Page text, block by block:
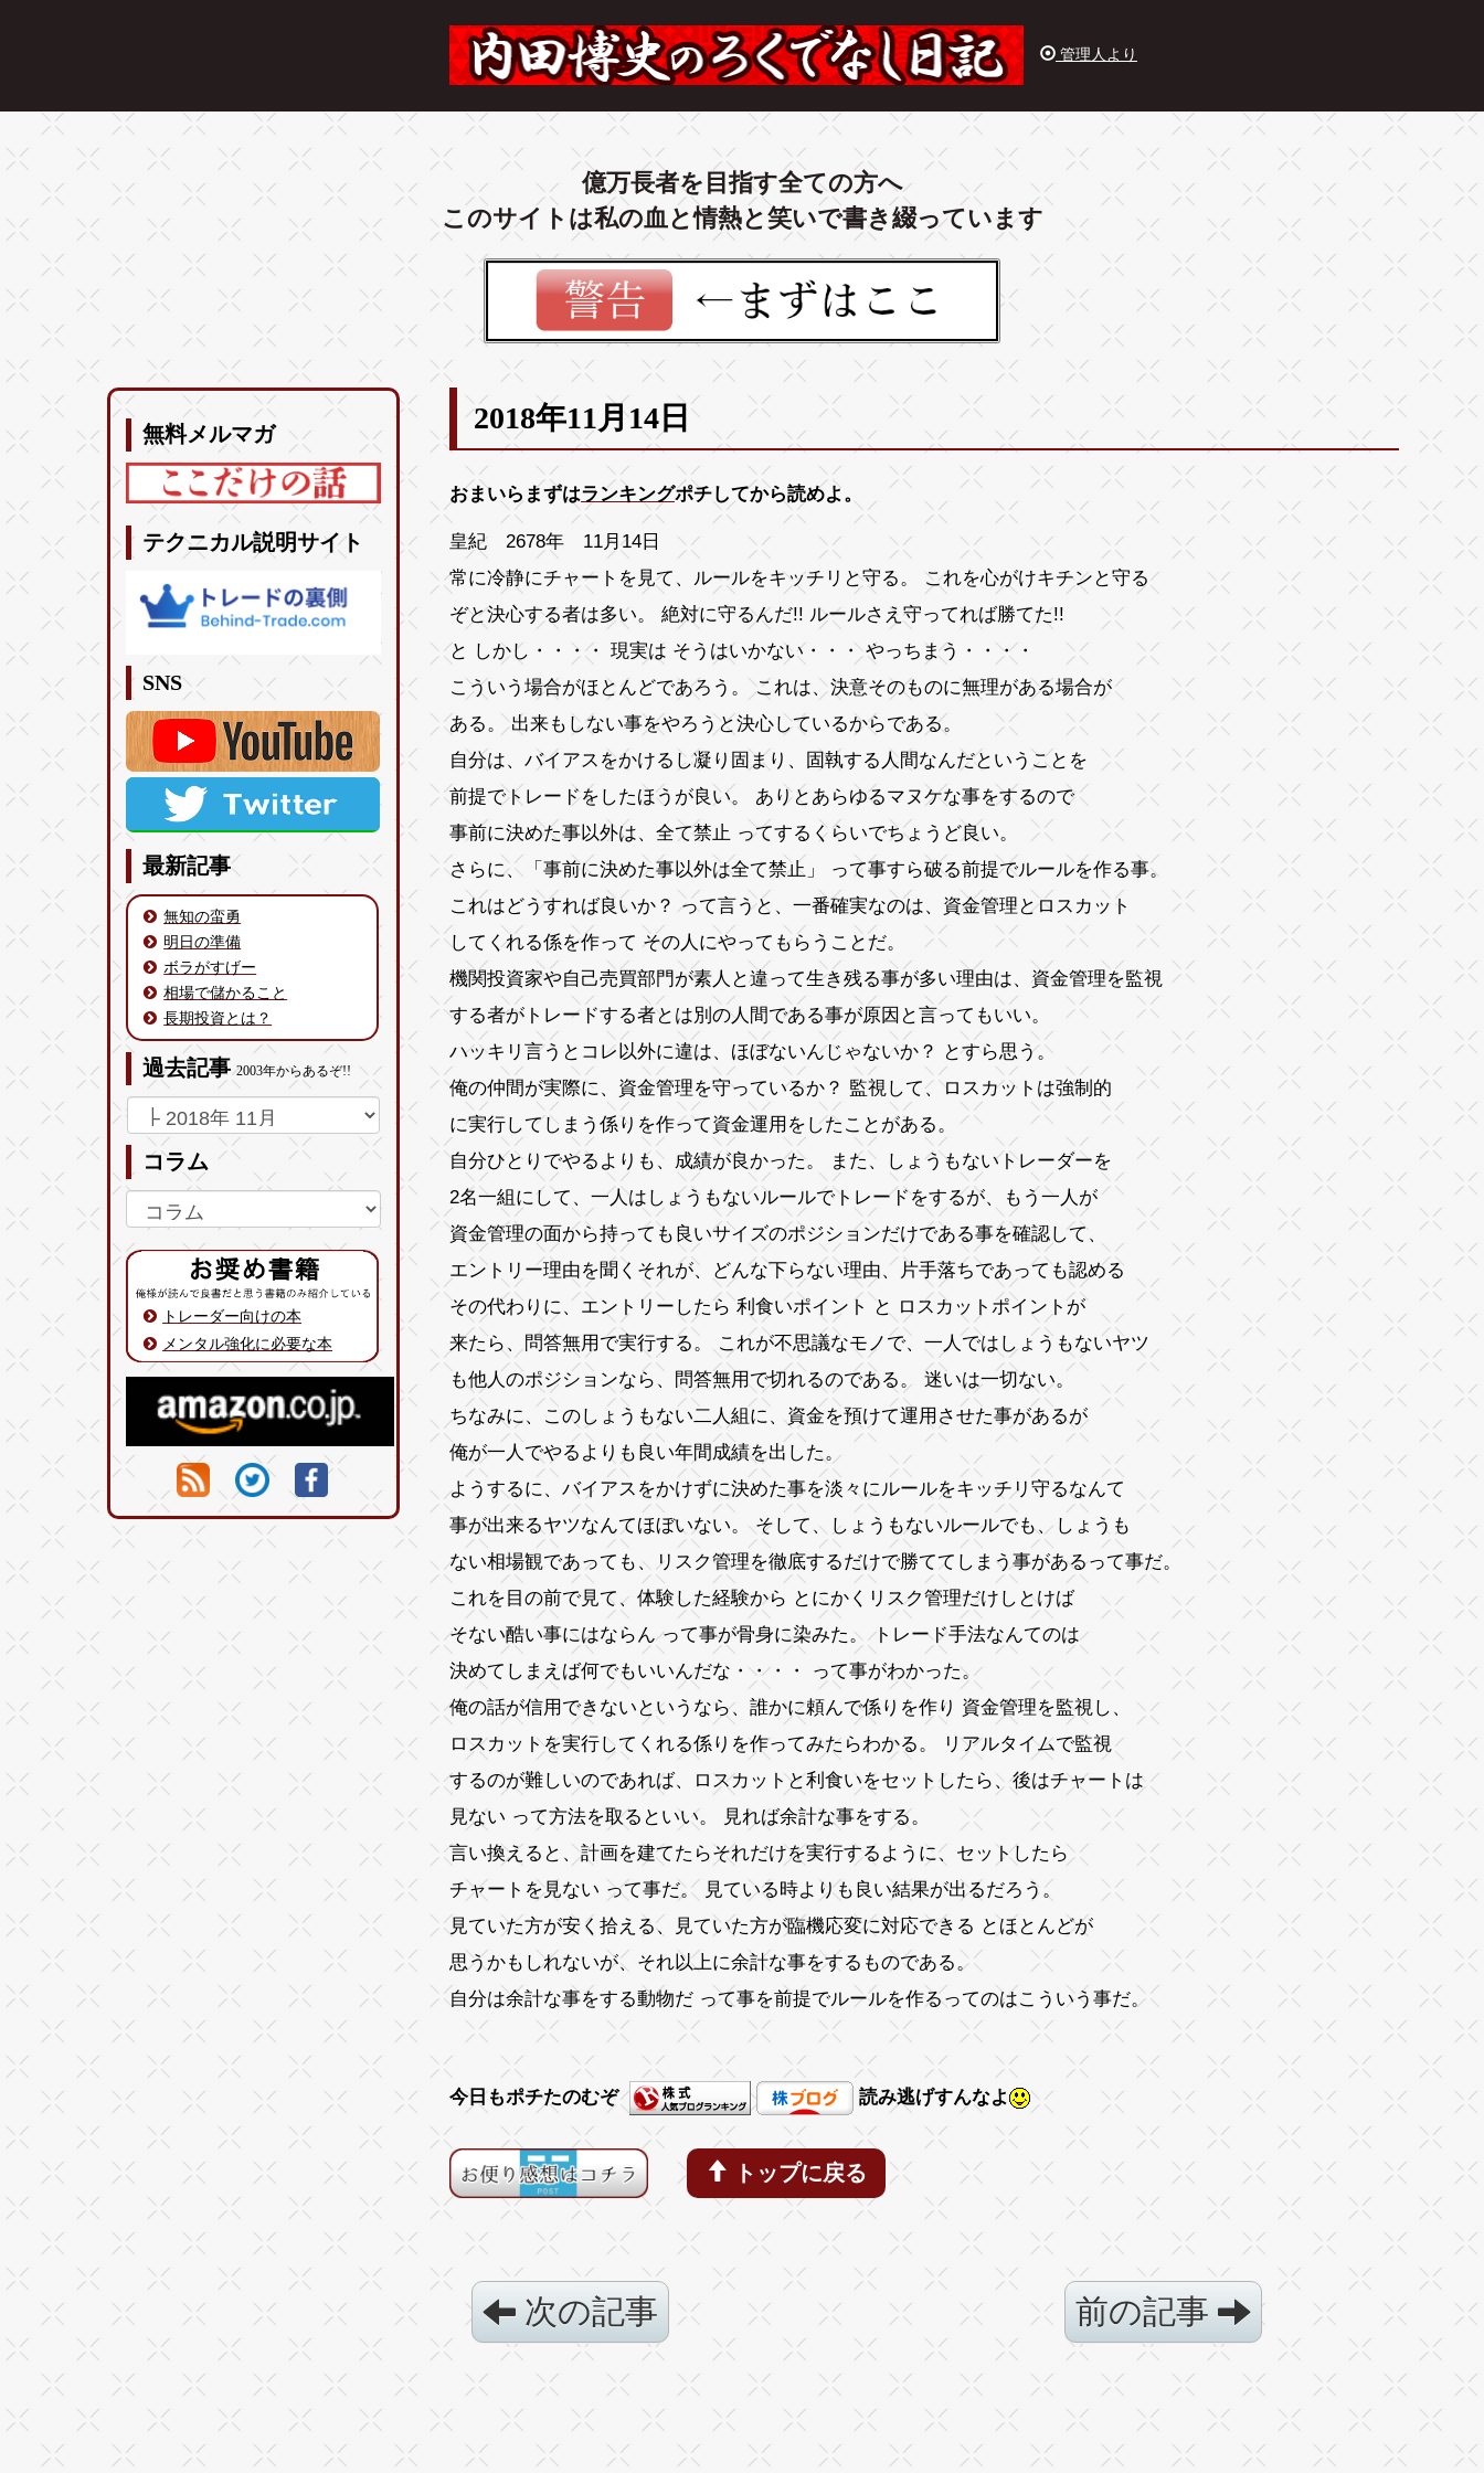
管理人より
億万長者を目指す全ての方へ
このサイトは私の血と情熱と笑いで書き綴っています
無料メルマガ
テクニカル説明サイト
SNS
最新記事
無知の蛮勇
明日の準備
ボラがすげー
相場で儲かること
長期投資とは？
過去記事2003年からあるぞ!!
コラム
トレーダー向けの本
メンタル強化に必要な本
2018年11月14日
おまいらまずはランキングポチしてから読めよ。
皇紀 2678年 11月14日
常に冷静にチャートを見て、ルールをキッチリと守る。 これを心がけキチンと守る
ぞと決心する者は多い。 絶対に守るんだ!! ルールさえ守ってれば勝てた!!
と しかし・・・・ 現実は そうはいかない・・・ やっちまう・・・・
こういう場合がほとんどであろう。 これは、決意そのものに無理がある場合が
ある。 出来もしない事をやろうと決心しているからである。
自分は、バイアスをかけるし凝り固まり、固執する人間なんだということを
前提でトレードをしたほうが良い。 ありとあらゆるマヌケな事をするので
事前に決めた事以外は、全て禁止 ってするくらいでちょうど良い。
さらに、「事前に決めた事以外は全て禁止」 って事すら破る前提でルールを作る事。
これはどうすれば良いか？ って言うと、一番確実なのは、資金管理とロスカット
してくれる係を作って その人にやってもらうことだ。
機関投資家や自己売買部門が素人と違って生き残る事が多い理由は、資金管理を監視
する者がトレードする者とは別の人間である事が原因と言ってもいい。
ハッキリ言うとコレ以外に違は、ほぼないんじゃないか？ とすら思う。
俺の仲間が実際に、資金管理を守っているか？ 監視して、ロスカットは強制的
に実行してしまう係りを作って資金運用をしたことがある。
自分ひとりでやるよりも、成績が良かった。 また、しょうもないトレーダーを
2名一組にして、一人はしょうもないルールでトレードをするが、もう一人が
資金管理の面から持っても良いサイズのポジションだけである事を確認して、
エントリー理由を聞くそれが、どんな下らない理由、片手落ちであっても認める
その代わりに、エントリーしたら 利食いポイント と ロスカットポイントが
来たら、問答無用で実行する。 これが不思議なモノで、一人ではしょうもないヤツ
も他人のポジションなら、問答無用で切れるのである。 迷いは一切ない。
ちなみに、このしょうもない二人組に、資金を預けて運用させた事があるが
俺が一人でやるよりも良い年間成績を出した。
ようするに、バイアスをかけずに決めた事を淡々にルールをキッチリ守るなんて
事が出来るヤツなんてほぼいない。 そして、しょうもないルールでも、しょうも
ない相場観であっても、リスク管理を徹底するだけで勝ててしまう事があるって事だ。
これを目の前で見て、体験した経験から とにかくリスク管理だけしとけば
そない酷い事にはならん って事が骨身に染みた。 トレード手法なんてのは
決めてしまえば何でもいいんだな・・・・ って事がわかった。
俺の話が信用できないというなら、誰かに頼んで係りを作り 資金管理を監視し、
ロスカットを実行してくれる係りを作ってみたらわかる。 リアルタイムで監視
するのが難しいのであれば、ロスカットと利食いをセットしたら、後はチャートは
見ない って方法を取るといい。 見れば余計な事をする。
言い換えると、計画を建てたらそれだけを実行するように、セットしたら
チャートを見ない って事だ。 見ている時よりも良い結果が出るだろう。
見ていた方が安く拾える、見ていた方が臨機応変に対応できる とほとんどが
思うかもしれないが、それ以上に余計な事をするものである。
自分は余計な事をする動物だ って事を前提でルールを作るってのはこういう事だ。
今日もポチたのむぞ 読み逃げすんなよ
トップに戻る
次の記事 前の記事